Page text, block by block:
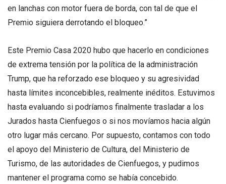
en lanchas con motor fuera de borda, con tal de que el
Premio siguiera derrotando el bloqueo.”
Este Premio Casa 2020 hubo que hacerlo en condiciones
de extrema tensión por la política de la administración
Trump, que ha reforzado ese bloqueo y su agresividad
hasta límites inconcebibles, realmente inéditos. Estuvimos
hasta evaluando si podríamos finalmente trasladar a los
Jurados hasta Cienfuegos o si nos movíamos hacia algún
otro lugar más cercano. Por supuesto, contamos con todo
el apoyo del Ministerio de Cultura, del Ministerio de
Turismo, de las autoridades de Cienfuegos, y pudimos
mantener el programa como se había concebido.